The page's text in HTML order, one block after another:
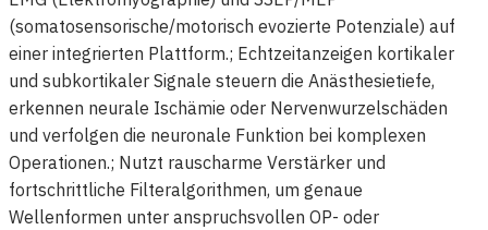
(somatosensorische/motorisch evozierte Potenziale) auf
einer integrierten Plattform.; Echtzeitanzeigen kortikaler
und subkortikaler Signale steuern die Anästhesietiefe,
erkennen neurale Ischämie oder Nervenwurzelschäden
und verfolgen die neuronale Funktion bei komplexen
Operationen.; Nutzt rauscharme Verstärker und
fortschrittliche Filteralgorithmen, um genaue
Wellenformen unter anspruchsvollen OP- oder